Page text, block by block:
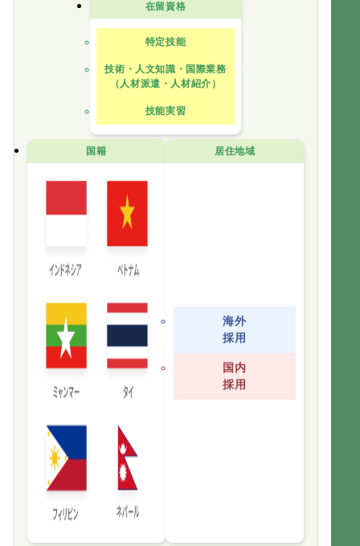
在留資格
特定技能
技術・人文知識・国際業務
（人材派遣・人材紹介）
技能実習
国籍 居住地域
海外
採用
国内
採用